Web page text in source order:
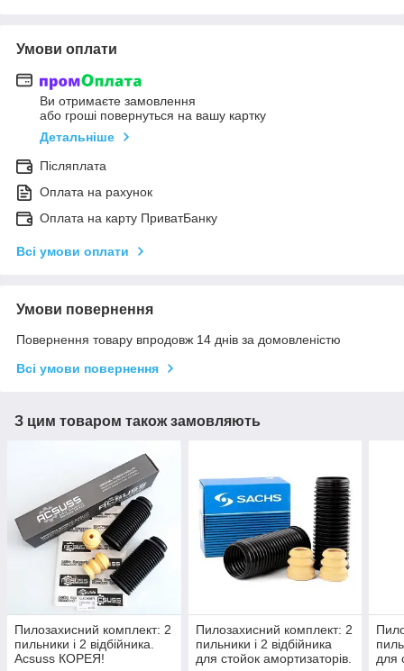
Умови оплати
Ви отримаєте замовлення
або гроші повернуться на вашу картку
Детальніше
Післяплата
Оплата на рахунок
Оплата на карту ПриватБанку
Всі умови оплати
Умови повернення
Повернення товару впродовж 14 днів за домовленістю
Всі умови повернення
З цим товаром також замовляють
Пилозахисний комплект: 2
пильники і 2 відбійника.
Acsuss КОРЕЯ!
Пилозахисний комплект: 2
пильники і 2 відбійника
для стойок амортизаторів.
для